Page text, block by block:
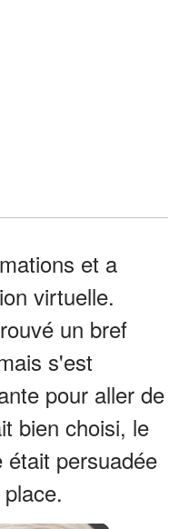
et a
virtuelle.
un bref
s'est
pour aller de
bien choisi, le
persuadée